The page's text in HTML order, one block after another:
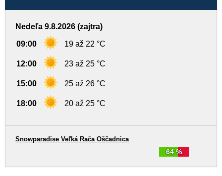
Nedeľa 9.8.2026 (zajtra)
09:00 19 až 22 °C
12:00 23 až 25 °C
15:00 25 až 26 °C
18:00 20 až 25 °C
64 %
Snowparadise Veľká Rača Oščadnica